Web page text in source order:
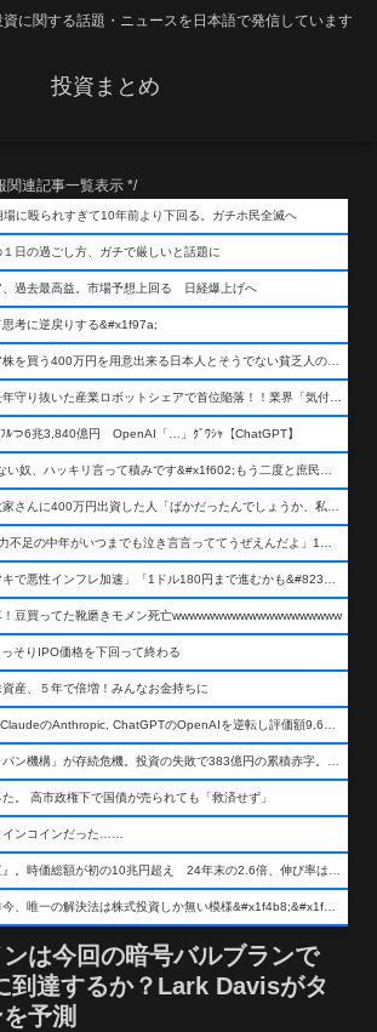
に関する話題・ニュースを日本語で発信しています
投資まとめ
関連記事一覧表示 */
場に殴られすぎて10年前より下回る。ガチホ民全滅へ
日の過ごし方、ガチで厳しいと話題に
、過去最高益。市場予想上回る 日経爆上げへ
思考に逆戻りする&#x1f97a;
【高市格差】キオクシア株を買う400万円を用意出来る日本人とそうでない貧乏人の差が超広まるって事よ
【悲報】ファナック、長年守り抜いた産業ロボットシェアで首位陥落！！業界「気付いたら一気に抜かれていた…」
ﾙつ6兆3,840億円 OpenAI「…」ｸﾞﾜｼｬ【ChatGPT】
2025年までに家買ってない奴、ハッキリ言って積みです&#x1f602;もう二度と庶民が買える値段になりません&#x1f602;&#x1f602;&#x1f602;
【高市悲報】みんなで大家さんに400万円出資した人「ばかだったんでしょうか、私は&#x1f622;」
Z世代「就職氷河期？努力不足の中年がいつまでも泣き言言っててうぜえんだよ」1万いいね
楽天三木谷「高市バラマキで悪性インフレ加速」「1ドル180円まで進むかも&#8230;もう看過できない」
！豆買ってた靴磨きモメン死亡wwwwwwwwwwwwwwwwwwww
そりIPO価格を下回って終わる
資産、５年で倍増！みんなお金持ちに
【ソフトバンクG悲報】ClaudeのAnthropic, ChatGPTのOpenAIを逆転し評価額9,650億ドル (約154兆円) の世界一価値あるAI企業に……
安倍晋三の「クールジャパン機構」が存続危機。投資の失敗で383億円の累積赤字。2025年度決算も大赤字の可能性。責任の所在はウヤムヤ
た。 高市政権下で国債が売られても「救済せず」
インコインだった……
謎の巨大謎組織、『丸紅』。時価総額が初の10兆円超え 24年末の2.6倍、伸び率は謎組織首位
【高市早苗】物価高の昨今、唯一の解決法は株式投資しか無い模様&#x1f4b8;&#x1f4b8;&#x1f4b8;
ンは今回の暗号バルブランで
到達するか？Lark Davisがタ
予測